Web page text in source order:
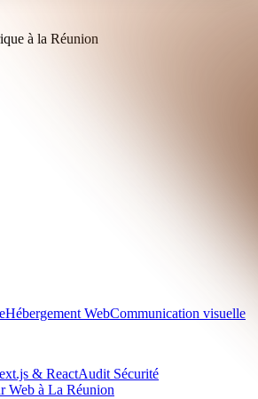
à la Réunion
Hébergement WebCommunication visuelle
& ReactAudit Sécurité
Web à La Réunion